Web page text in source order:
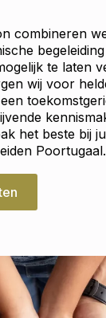
combineren
te laten
wij voor
het beste bij
Poortugaal.